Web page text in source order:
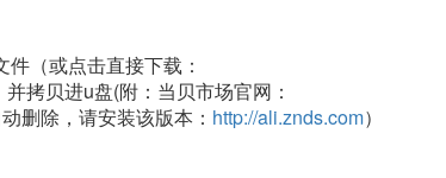
（或点击直接下载：
并拷贝进u盘(附：当贝市场官网：
删除，请安装该版本： http://ali.znds.com）